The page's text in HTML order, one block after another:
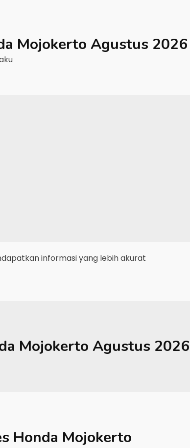
Mojokerto Agustus 2026
informasi yang lebih akurat
Mojokerto Agustus 2026
Honda Mojokerto